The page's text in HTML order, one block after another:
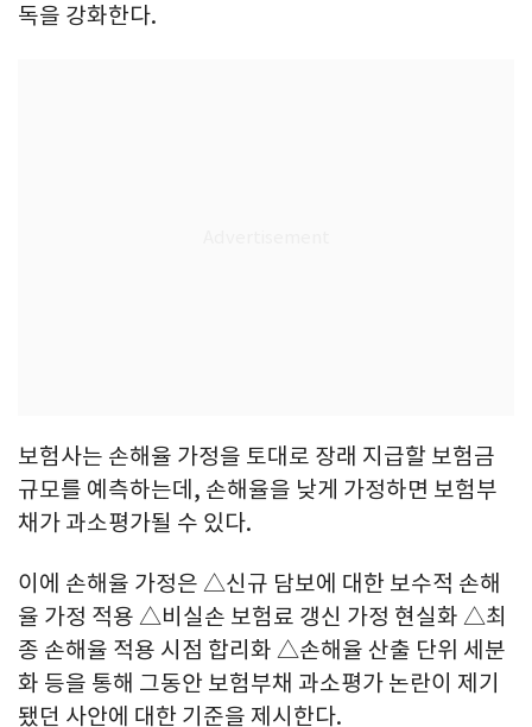
독을 강화한다.
보험사는 손해율 가정을 토대로 장래 지급할 보험금
규모를 예측하는데, 손해율을 낮게 가정하면 보험부
채가 과소평가될 수 있다.
이에 손해율 가정은 △신규 담보에 대한 보수적 손해
율 가정 적용 △비실손 보험료 갱신 가정 현실화 △최
종 손해율 적용 시점 합리화 △손해율 산출 단위 세분
화 등을 통해 그동안 보험부채 과소평가 논란이 제기
됐던 사안에 대한 기준을 제시한다.